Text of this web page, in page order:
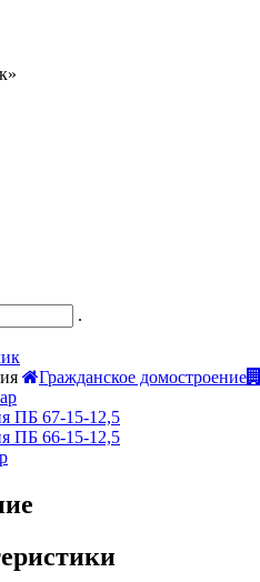
.
Гражданское домостроение
ПБ 67-15-12,5
ПБ 66-15-12,5